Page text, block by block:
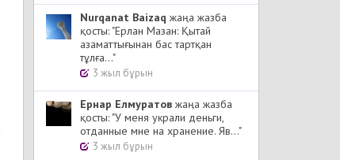
Nurqanat Baizaq жаңа жазба
қосты: "Ерлан Мазан: Қытай
азаматтығынан бас тартқан
тұлға..."
3 жыл бұрын
Ернар Елмуратов жаңа жазба
қосты: "У меня украли деньги,
отданные мне на хранение. Яв..."
3 жыл бұрын